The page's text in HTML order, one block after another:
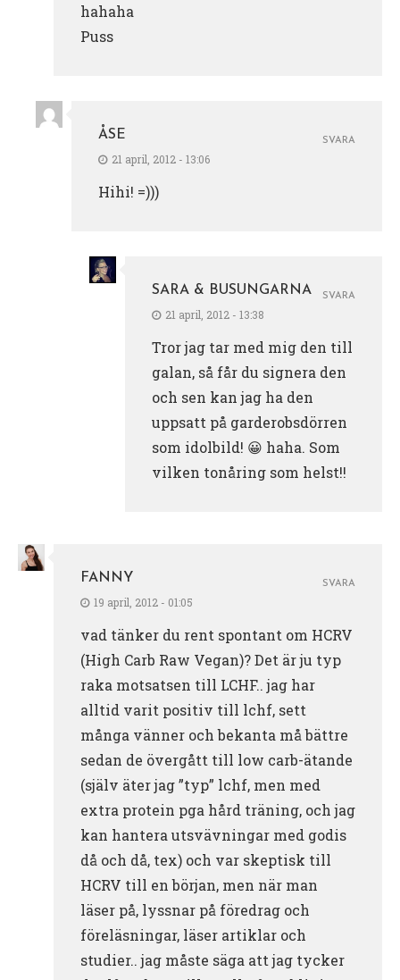
hahaha
Puss
ÅSE
21 april, 2012 - 13:06
Hihi! =)))
SVARA
SARA & BUSUNGARNA
21 april, 2012 - 13:38
Tror jag tar med mig den till
galan, så får du signera den
och sen kan jag ha den
uppsatt på garderobsdörren
som idolbild! 😀 haha. Som
vilken tonåring som helst!!
SVARA
FANNY
19 april, 2012 - 01:05
vad tänker du rent spontant om HCRV
(High Carb Raw Vegan)? Det är ju typ
raka motsatsen till LCHF.. jag har
alltid varit positiv till lchf, sett
många vänner och bekanta må bättre
sedan de övergått till low carb-ätande
(själv äter jag ”typ” lchf, men med
extra protein pga hård träning, och jag
kan hantera utsvävningar med godis
då och då, tex) och var skeptisk till
HCRV till en början, men när man
läser på, lyssnar på föredrag och
föreläsningar, läser artiklar och
studier.. jag måste säga att jag tycker
SVARA